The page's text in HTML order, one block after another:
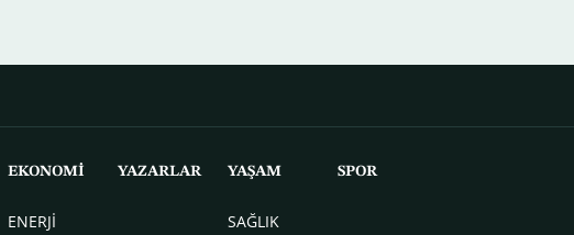
EKONOMİ
ENERJİ
YAZARLAR YAŞAM
SAĞLIK
SPOR